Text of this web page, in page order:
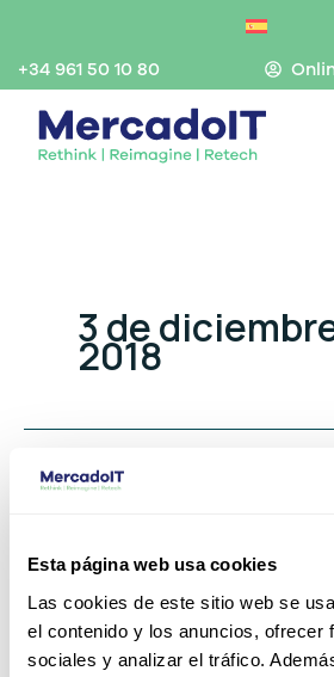
Esta página web usa cookies
Las cookies de este sitio web se
el contenido y los anuncios, ofrecer
sociales y analizar el tráfico.
contenido
+34 961 50 10 80
3 de
2018
Qué es latencia de
2 comentarios
Si es técnico o trabaja en el mundo
Telecomunicaciones y Redes, es
Qué
de
red
y
cómo